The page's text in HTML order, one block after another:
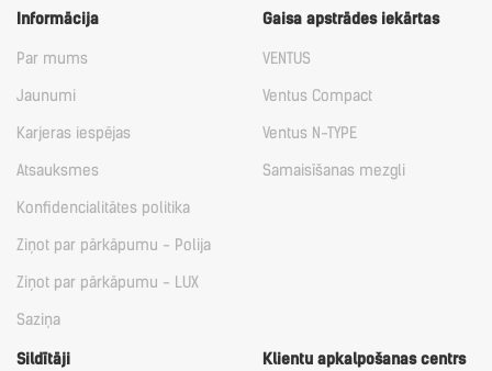
Informācija
Par mums
Jaunumi
Karjeras iespējas
Atsauksmes
Konfidencialitātes politika
Ziņot par pārkāpumu - Polija
Ziņot par pārkāpumu - LUX
Saziņa
Gaisa apstrādes iekārtas
VENTUS
Ventus Compact
Ventus N-TYPE
Samaisīšanas mezgli
Sildītāji Klientu apkalpošanas centrs